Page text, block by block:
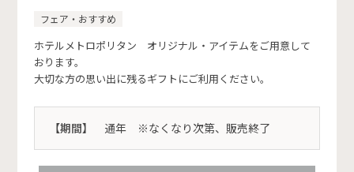
フェア・おすすめ
ホテルメトロポリタン オリジナル・アイテムをご用意して
おります。
大切な方の思い出に残るギフトにご利用ください。
【期間】 通年 ※なくなり次第、販売終了